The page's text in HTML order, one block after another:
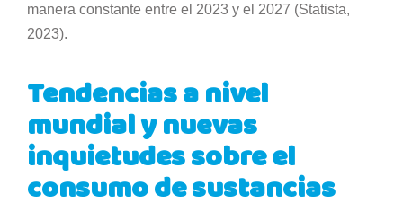
manera constante entre el 2023 y el 2027 (Statista,
2023).
Tendencias a nivel
mundial y nuevas
inquietudes sobre el
consumo de sustancias